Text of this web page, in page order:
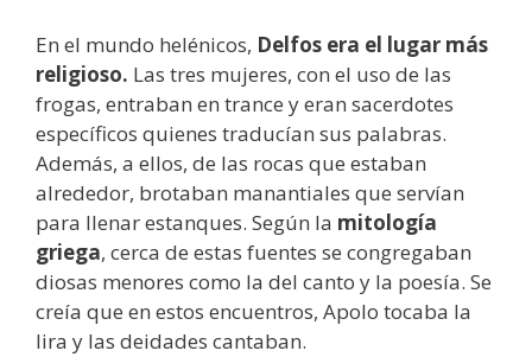
En el mundo helénicos, Delfos era el lugar más
religioso. Las tres mujeres, con el uso de las
frogas, entraban en trance y eran sacerdotes
específicos quienes traducían sus palabras.
Además, a ellos, de las rocas que estaban
alrededor, brotaban manantiales que servían
para llenar estanques. Según la mitología
griega, cerca de estas fuentes se congregaban
diosas menores como la del canto y la poesía. Se
creía que en estos encuentros, Apolo tocaba la
lira y las deidades cantaban.